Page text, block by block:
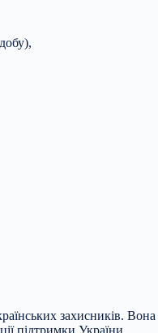
захисників.
підтримки України.